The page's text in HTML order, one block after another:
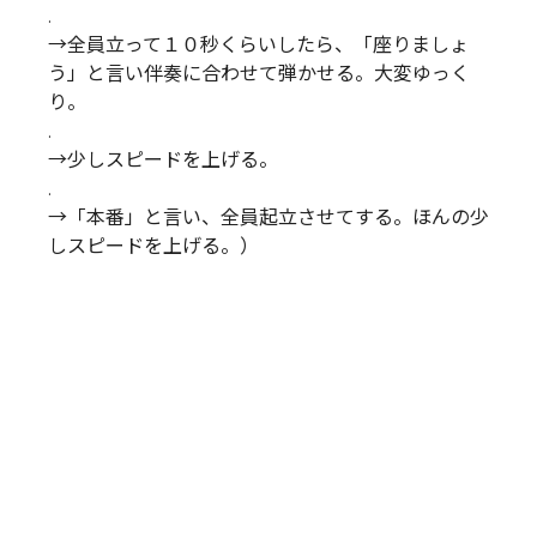
.
→全員立って１０秒くらいしたら、「座りましょ
う」と言い伴奏に合わせて弾かせる。大変ゆっく
り。
.
→少しスピードを上げる。
.
→「本番」と言い、全員起立させてする。ほんの少
しスピードを上げる。）